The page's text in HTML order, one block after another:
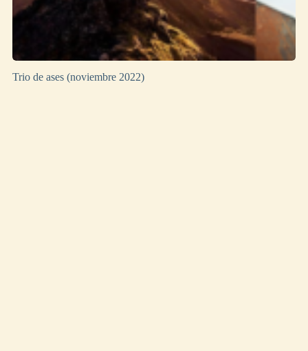
Trio de ases (noviembre 2022)